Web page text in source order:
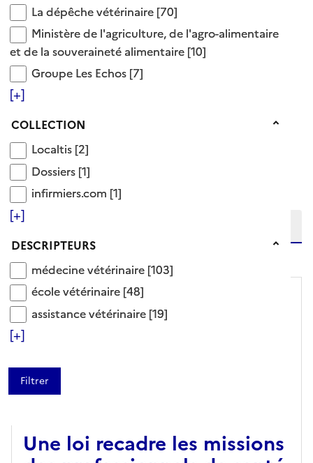
La dépêche vétérinaire
La dépêche vétérinaire [70]
Ministère de l'agriculture, de l'agro-alimentaire et
Ministère de l'agriculture, de l'agro-alimentaire
et de la souveraineté alimentaire [10]
Groupe Les Echos
Groupe Les Echos [7]
[+]
Collection
COLLECTION
Localtis
Localtis [2]
Dossiers
Dossiers [1]
infirmiers.com
infirmiers.com [1]
[+]
Descripteurs
DESCRIPTEURS
médecine vétérinaire
médecine vétérinaire [103]
école vétérinaire
école vétérinaire [48]
assistance vétérinaire
assistance vétérinaire [19]
[+]
Voir aussi
assistance vétérinaire
protection des espaces naturels
130 Documents disponibles dans cette catégorie
Tris disponibles (Ouverture d'une modale)
Ajouter le résultat au panier
Affiner la recherche
Etendre la recherche sur
niveau(x) vers le bas
Une loi recadre les missions